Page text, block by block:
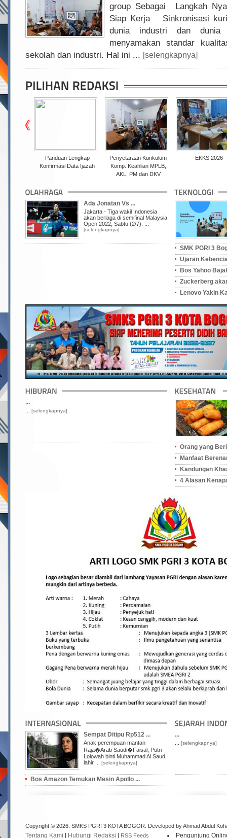
group Sebagai Langkah
Siap Kerja Sinkronisasi
dunia industri dan dunia
menyamakan standar
sekolah dan industri. Hal ini ... [selengkapnya]
Panduan Lengkap
Konfirmasi Data Ijazah
Penyetaraan Kurikulum
Komp. Keahlian MPLB,
AKL, PM dan DKV
EKKS 2026
Ada Jonatan Vs ...
Jakarta - Tiga wakil Indonesia
akan berlaga di semifinal Malaysia
Open 2022, Sabtu (2/7). ...
[selengkapnya]
SMK PGRI 3
Ujaran
Bos Yahoo
Zuckerberg
Lenovo Yakin
...
[selengkapnya]
Orang yang
Manfaat
Kandungan
4 Alasan
Sempat Ditipu Rp512 ...
Anak perempuan mantan
Raja�Arab Saudi�Faisal, Putri
Lolowah binti Muhammad Al Saud,
lahir ... [selengkapnya]
Bos Amazon Temukan Mesin Apollo ...
...
[selengkapnya]
Copyright © 2026. SMKS PGRI 3 KOTA BOGOR. Developed by Ahmad Abdul
Tentang Kami | Hubungi Redaksi | RSS Feeds Pengunjung